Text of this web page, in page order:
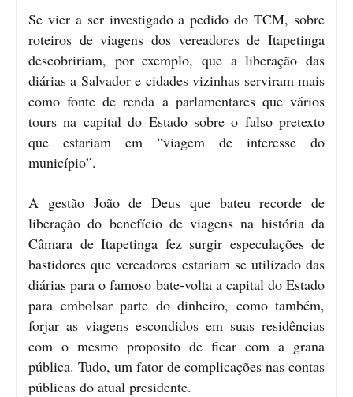
Se vier a ser investigado a pedido do TCM, sobre
roteiros de viagens dos vereadores de Itapetinga
descobririam, por exemplo, que a liberação das
diárias a Salvador e cidades vizinhas serviram mais
como fonte de renda a parlamentares que vários
tours na capital do Estado sobre o falso pretexto
que estariam em “viagem de interesse do
município”.
A gestão João de Deus que bateu recorde de
liberação do benefício de viagens na história da
Câmara de Itapetinga fez surgir especulações de
bastidores que vereadores estariam se utilizado das
diárias para o famoso bate-volta a capital do Estado
para embolsar parte do dinheiro, como também,
forjar as viagens escondidos em suas residências
com o mesmo proposito de ficar com a grana
pública. Tudo, um fator de complicações nas contas
públicas do atual presidente.